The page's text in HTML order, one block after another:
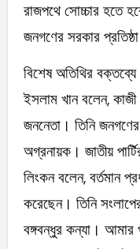
রাজপথে সোচ্চার হতে
জনগণের সরকার
বিশেষ অতিথির
ইসলাম খান বলেন,
জননেতা। তিনি
অগ্রনায়ক। জাতীয়
লিংকন বলেন, বর্তমান
করেছেন। তিনি
বঙ্গবন্ধুর কন্যা। আমার